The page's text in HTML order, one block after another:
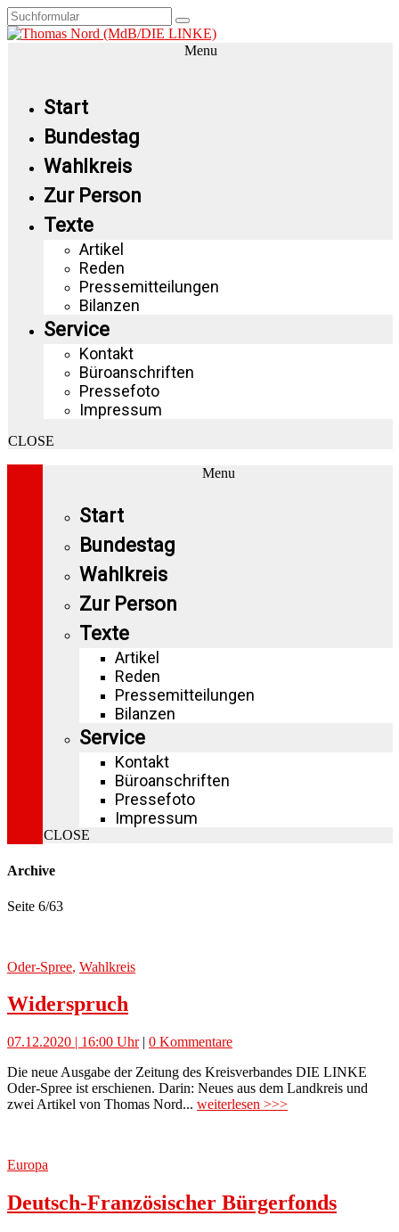
Menu
Start
Bundestag
Wahlkreis
Zur Person
Texte
Artikel
Reden
Pressemitteilungen
Bilanzen
Service
Kontakt
Büroanschriften
Pressefoto
Impressum
CLOSE
Menu
Start
Bundestag
Wahlkreis
Zur Person
Texte
Artikel
Reden
Pressemitteilungen
Bilanzen
Service
Kontakt
Büroanschriften
Pressefoto
Impressum
CLOSE
Archive
Seite 6/63
Oder-Spree, Wahlkreis
Widerspruch
07.12.2020 | 16:00 Uhr| 0 Kommentare
Die neue Ausgabe der Zeitung des Kreisverbandes DIE LINKE
Oder-Spree ist erschienen. Darin: Neues aus dem Landkreis und
zwei Artikel von Thomas Nord... weiterlesen >>>
Europa
Deutsch-Französischer Bürgerfonds